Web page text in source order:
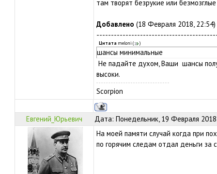
там творят безрукие или
Добавлено (18 Февраля 2018, 22:54)
Цитата meloni ( )
шансы минимальные
Не падайте духом, Ваши шансы
высоки.
Scorpion
Евгений_Юрьевич Дата: Понедельник, 19 Февраля
На моей памяти случай когда при
по горячим следам отдал деньги за